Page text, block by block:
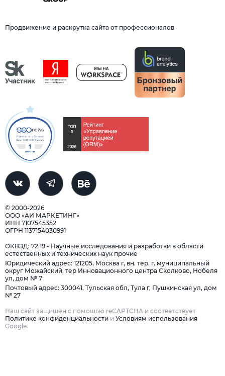
Продвижение и раскрутка сайта от профессионалов
© 2000-2026
ООО «АИ МАРКЕТИНГ»
ИНН 7107545352
ОГРН 1137154030991
ОКВЭД: 72.19 - Научные исследования и разработки в области
естественных и технических наук прочие
Юридический адрес: 121205, Москва г, вн. тер. г. муниципальный
округ Можайский, тер Инновационного центра Сколково, Нобеля
ул, дом № 7
Почтовый адрес: 300041, Тульская обл, Тула г, Пушкинская ул, дом
№ 27
Наш сайт защищен с помощью reCAPTCHA и соответствует
Политике конфиденциальности и Условиям использования
Google.